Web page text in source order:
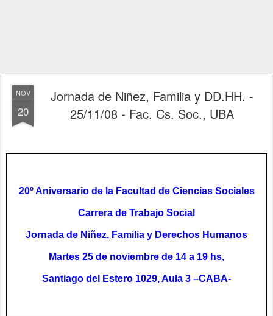
NOV
20
Jornada de Niñez, Familia y DD.HH. -
25/11/08 - Fac. Cs. Soc., UBA
20º Aniversario de la Facultad de Ciencias Sociales
Carrera de Trabajo Social
Jornada de Niñez, Familia y Derechos Humanos
Martes 25 de noviembre de 14 a 19 hs,
Santiago del Estero 1029, Aula 3 –CABA-